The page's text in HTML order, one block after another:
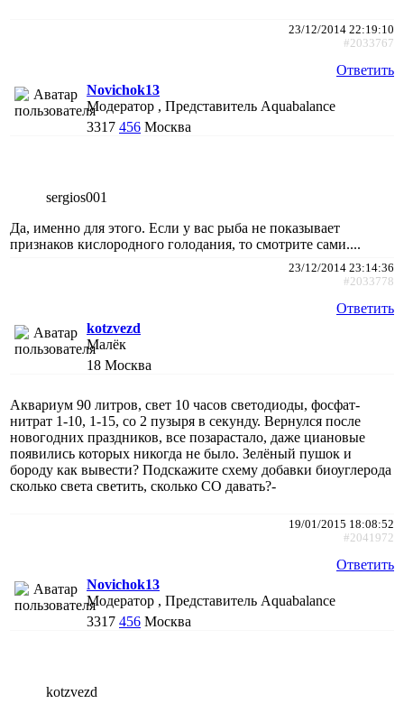
23/12/2014 22:19:10
#2033767
Ответить
Novichok13
Модератор , Представитель Aquabalance
3317 456 Москва
sergios001
Да, именно для этого. Если у вас рыба не показывает
признаков кислородного голодания, то смотрите сами....
23/12/2014 23:14:36
#2033778
Ответить
kotzvezd
Малёк
18 Москва
Аквариум 90 литров, свет 10 часов светодиоды, фосфат-
нитрат 1-10, 1-15, со 2 пузыря в секунду. Вернулся после
новогодних праздников, все позарастало, даже циановые
появились которых никогда не было. Зелёный пушок и
бороду как вывести? Подскажите схему добавки биоуглерода
сколько света светить, сколько СО давать?-
19/01/2015 18:08:52
#2041972
Ответить
Novichok13
Модератор , Представитель Aquabalance
3317 456 Москва
kotzvezd